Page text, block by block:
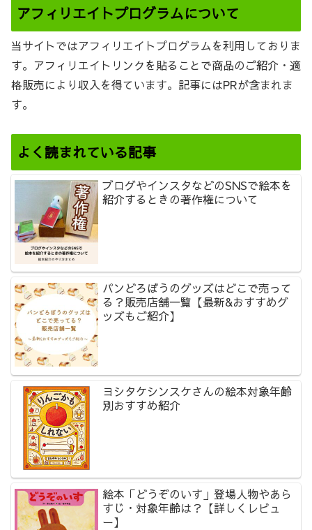
アフィリエイトプログラムについて
当サイトではアフィリエイトプログラムを利用しておりま
す。アフィリエイトリンクを貼ることで商品のご紹介・適
格販売により収入を得ています。記事にはPRが含まれま
す。
よく読まれている記事
ブログやインスタなどのSNSで絵本を
紹介するときの著作権について
パンどろぼうのグッズはどこで売って
る？販売店舗一覧【最新&おすすめグ
ッズもご紹介】
ヨシタケシンスケさんの絵本対象年齢
別おすすめ紹介
絵本「どうぞのいす」登場人物やあら
すじ・対象年齢は？【詳しくレビュ
ー】